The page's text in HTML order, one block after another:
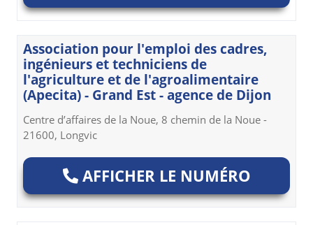
Association pour l'emploi des cadres,
ingénieurs et techniciens de
l'agriculture et de l'agroalimentaire
(Apecita) - Grand Est - agence de Dijon
Centre d’affaires de la Noue, 8 chemin de la Noue -
21600, Longvic
AFFICHER LE NUMÉRO